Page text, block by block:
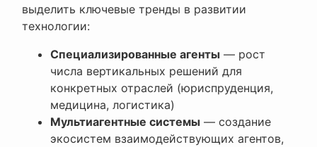
выделить ключевые тренды в развитии
технологии:
Специализированные агенты — рост
числа вертикальных решений для
конкретных отраслей (юриспруденция,
медицина, логистика)
Мультиагентные системы — создание
экосистем взаимодействующих агентов,